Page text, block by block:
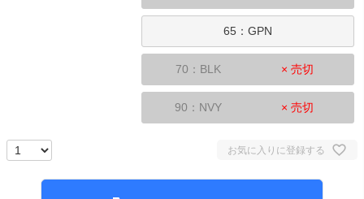
65：GPN
70：BLK × 売切
90：NVY × 売切
お気に入りに登録する